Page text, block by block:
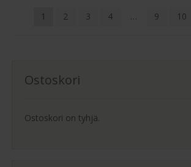
1 2 3 4 … 9 10
Ostoskori
Ostoskori on tyhjä.